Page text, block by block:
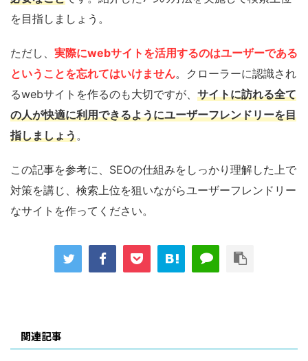
を目指しましょう。
ただし、 実際にwebサイトを活用するのはユーザーである
ということを忘れてはいけません。クローラーに認識され
るwebサイトを作るのも大切ですが、 サイトに訪れる全て
の人が快適に利用できるようにユーザーフレンドリーを目
指しましょう。
この記事を参考に、SEOの仕組みをしっかり理解した上で
対策を講じ、検索上位を狙いながらユーザーフレンドリー
なサイトを作ってください。
関連記事